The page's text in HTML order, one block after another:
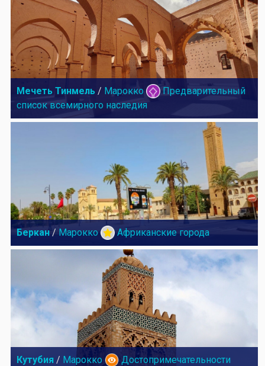
Мечеть Тинмель / Марокко
Предварительный
список всемирного наследия
Беркан / Марокко Африканские города
Кутубия / Марокко Достопримечательности